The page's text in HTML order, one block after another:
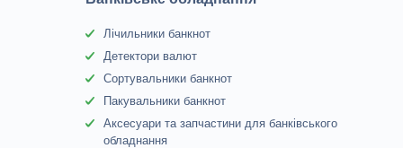
Лічильники банкнот
Детектори валют
Сортувальники банкнот
Пакувальники банкнот
Аксесуари та запчастини для банківського
обладнання